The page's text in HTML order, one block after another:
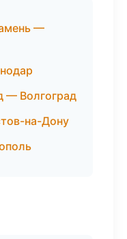
—
— Волгоград
на-Дону